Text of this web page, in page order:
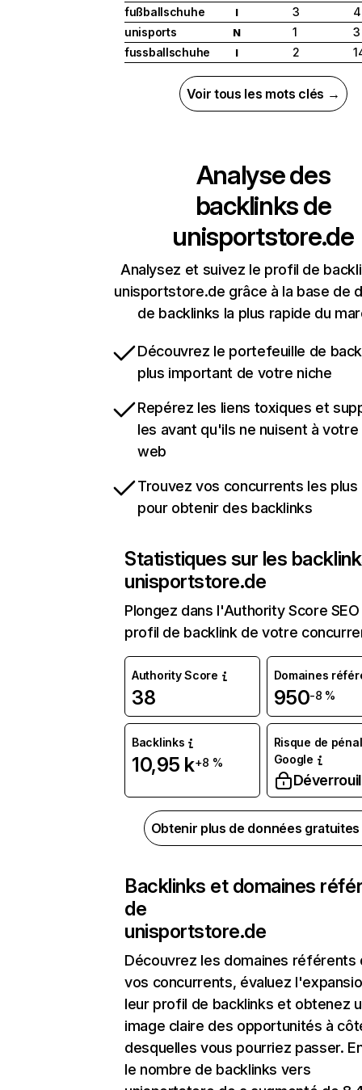
fußballschuhe
I 3
unisports
N 1
3
fussballschuhe
I 2
Voir tous les mots clés →
Analyse des
backlinks de
unisportstore.de
Analysez et suivez le profil de
unisportstore.de grâce à la base de
de backlinks la plus rapide du
Découvrez le portefeuille de
plus important de votre niche
Repérez les liens toxiques et
les avant qu'ils ne nuisent à
web
Trouvez vos concurrents les
pour obtenir des backlinks
Statistiques sur les
unisportstore.de
Plongez dans l'Authority Score
profil de backlink de votre
Authority Score
38
Domaines
950-8 %
Backlinks
10,95 k+8 %
Risque de
Google
Obtenir plus de données
Backlinks et domaines
de
unisportstore.de
Découvrez les domaines référents
vos concurrents, évaluez
leur profil de backlinks et obtenez
image claire des opportunités à
desquelles vous pourriez passer.
le nombre de backlinks vers